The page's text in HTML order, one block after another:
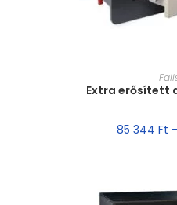
MÉRET
Extra erősített
85 344 Ft –